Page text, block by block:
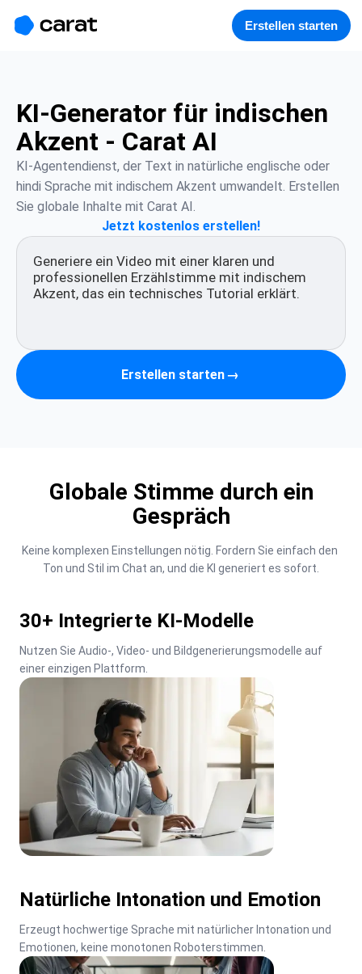
Erstellen starten
KI-Generator für indischen
Akzent - Carat AI
KI-Agentendienst, der Text in natürliche englische oder
hindi Sprache mit indischem Akzent umwandelt. Erstellen
Sie globale Inhalte mit Carat AI.
Jetzt kostenlos erstellen!
Erstellen starten →
Globale Stimme durch ein
Gespräch
Keine komplexen Einstellungen nötig. Fordern Sie einfach den
Ton und Stil im Chat an, und die KI generiert es sofort.
30+ Integrierte KI-Modelle
Nutzen Sie Audio-, Video- und Bildgenerierungsmodelle auf
einer einzigen Plattform.
Natürliche Intonation und Emotion
Erzeugt hochwertige Sprache mit natürlicher Intonation und
Emotionen, keine monotonen Roboterstimmen.